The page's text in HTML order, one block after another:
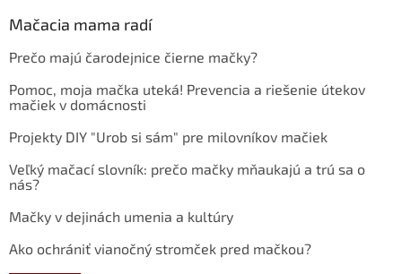
Mačacia mama radí
Prečo majú čarodejnice čierne mačky?
Pomoc, moja mačka uteká! Prevencia a riešenie útekov
mačiek v domácnosti
Projekty DIY "Urob si sám" pre milovníkov mačiek
Veľký mačací slovník: prečo mačky mňaukajú a trú sa o
nás?
Mačky v dejinách umenia a kultúry
Ako ochrániť vianočný stromček pred mačkou?